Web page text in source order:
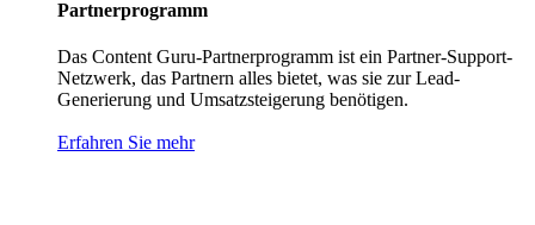
Partnerprogramm
Das Content Guru-Partnerprogramm ist ein Partner-Support-
Netzwerk, das Partnern alles bietet, was sie zur Lead-
Generierung und Umsatzsteigerung benötigen.
Erfahren Sie mehr